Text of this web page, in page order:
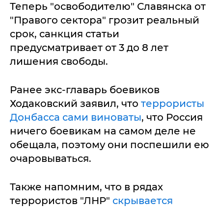
Теперь "освободителю" Славянска от
"Правого сектора" грозит реальный
срок, санкция статьи
предусматривает от 3 до 8 лет
лишения свободы.
Ранее экс-главарь боевиков
Ходаковский заявил, что террористы
Донбасса сами виноваты, что Россия
ничего боевикам на самом деле не
обещала, поэтому они поспешили ею
очаровываться.
Также напомним, что в рядах
террористов "ЛНР" скрывается